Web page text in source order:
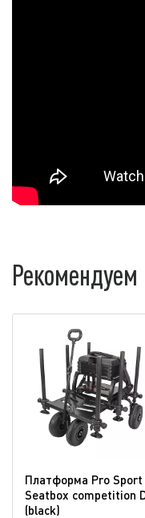
Рекомендуем
Платформа Pro Sport
Seatbox competition
(blaсk)